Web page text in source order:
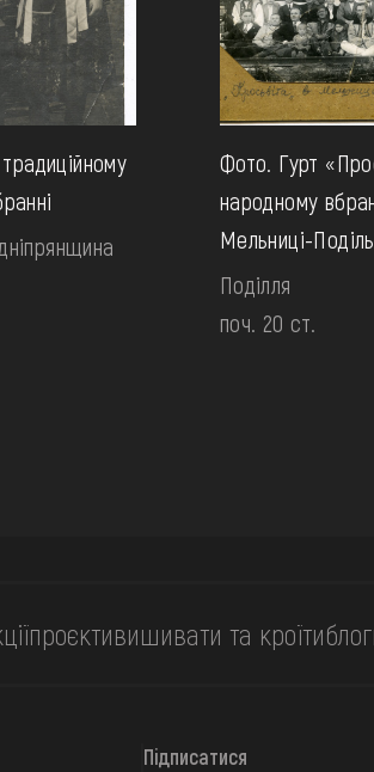
Фото. Гурт
народному
Мельниці-
Поділля
поч. 20 ст.
проєктивишивати та кроїтиблог
Підписатися